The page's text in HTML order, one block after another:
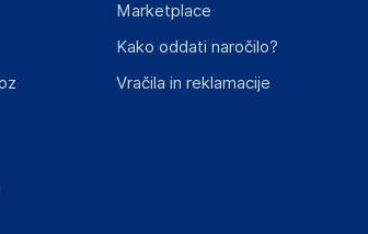
z zahtevanimi predpisi.
lahko vključujejo ključne varnostne
Marketplace
Kako oddati naročilo?
Vračila in reklamacije